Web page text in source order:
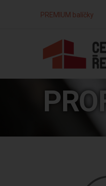
PREMIUM balíčky